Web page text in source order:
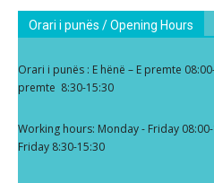
Orari i punës / Opening Hours
Orari i punës : E hënë – E premte
premte 8:30-15:30
Working hours: Monday - Friday
Friday 8:30-15:30